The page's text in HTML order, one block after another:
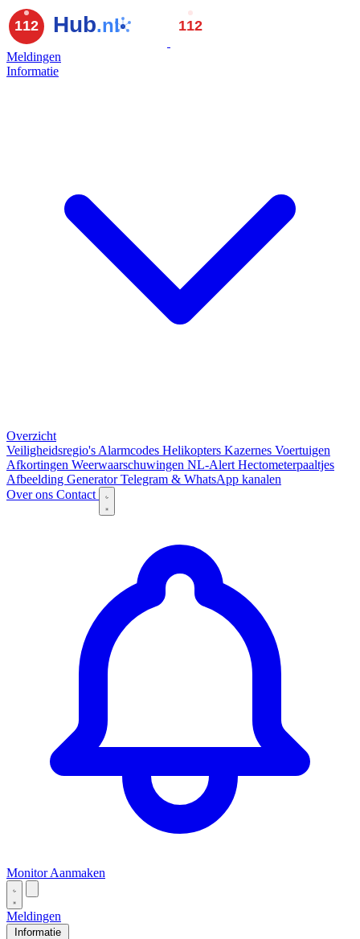
Meldingen
Informatie
Overzicht
Veiligheidsregio's Alarmcodes Helikopters Kazernes Voertuigen
Afkortingen Weerwaarschuwingen NL-Alert Hectometerpaaltjes
Afbeelding GeneratorTelegram & WhatsApp kanalen
Over ons Contact
Monitor Aanmaken
Meldingen
Informatie